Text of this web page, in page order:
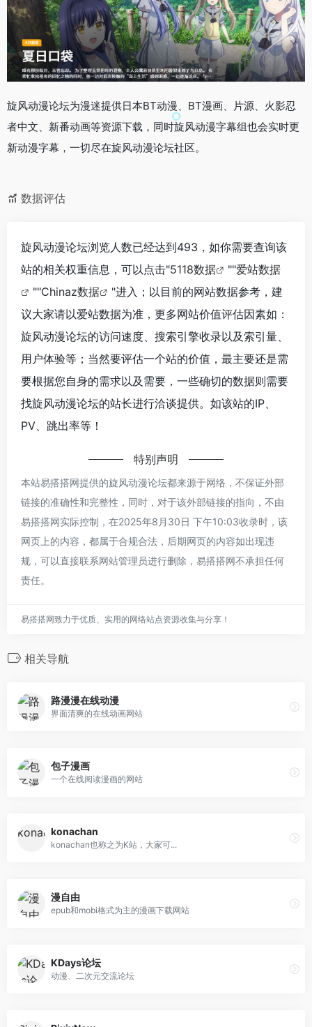
旋风动漫论坛为漫迷提供日本BT动漫、BT漫画、片源、火影忍
者中文、新番动画等资源下载，同时旋风动漫字幕组也会实时更
新动漫字幕，一切尽在旋风动漫论坛社区。
数据评估
旋风动漫论坛浏览人数已经达到493，如你需要查询该
站的相关权重信息，可以点击"5118数据 ""爱站数据
""Chinaz数据
"进入；以目前的网站数据参考，建
议大家请以爱站数据为准，更多网站价值评估因素如：
旋风动漫论坛的访问速度、搜索引擎收录以及索引量、
用户体验等；当然要评估一个站的价值，最主要还是需
要根据您自身的需求以及需要，一些确切的数据则需要
找旋风动漫论坛的站长进行洽谈提供。如该站的IP、
PV、跳出率等！
特别声明
本站易搭搭网提供的旋风动漫论坛都来源于网络，不保证外部
链接的准确性和完整性，同时，对于该外部链接的指向，不由
易搭搭网实际控制，在2025年8月30日 下午10:03收录时，该
网页上的内容，都属于合规合法，后期网页的内容如出现违
规，可以直接联系网站管理员进行删除，易搭搭网不承担任何
责任。
易搭搭网致力于优质、实用的网络站点资源收集与分享！
相关导航
路漫漫在线动漫
界面清爽的在线动画网站
包子漫画
一个在线阅读漫画的网站
konachan
konachan也称之为K站，大家可...
漫自由
epub和mobi格式为主的漫画下载网站
KDays论坛
动漫、二次元交流论坛